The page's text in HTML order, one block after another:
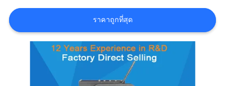
ราคา
แผนผัง
เว็บไซต์
ราคาถูกที่สุด